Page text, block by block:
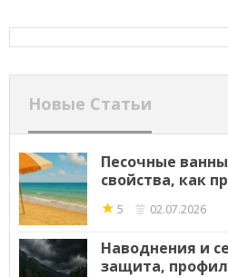
Новые Статьи
Песочные
свойства, как
★ 5 02.07.2026
Наводнения и
защита,